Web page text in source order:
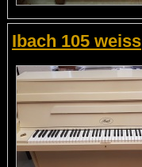
Ibach 105 weiss